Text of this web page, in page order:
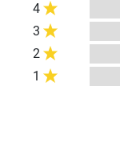
4
3
2
1